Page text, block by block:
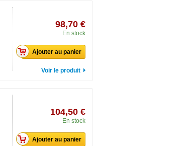
98,70 €
En stock
Ajouter au panier
Voir le produit
104,50 €
En stock
Ajouter au panier